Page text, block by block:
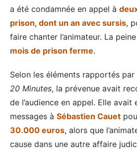
a été condamnée en appel à
prison, dont un an avec sursis,
faire chanter l’animateur. La
mois de prison ferme.
Selon les éléments rapportés par
20 Minutes, la prévenue avait
de l’audience en appel. Elle avait
messages à Sébastien Cauet
30.000 euros, alors que
cause dans une autre affaire